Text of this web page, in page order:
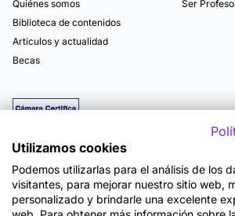
Quiénes somos
Biblioteca de contenidos
Articulos y actualidad
Becas
Ser
Utilizamos cookies
Podemos utilizarlas para el análisis de los
visitantes, para mejorar nuestro sitio web,
personalizado y brindarle una excelente